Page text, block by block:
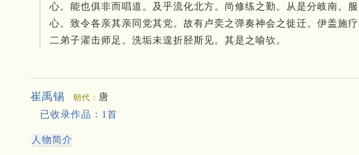
心。 能也俱非而唱道。 及乎流化北方。 尚修练之勤。 从是分岐南。
心。 致令各亲其亲同党其党。 故有卢奕之弹奏神会之徙迁。 伊盖施
二弟子濯击师足。 洗垢未遑折胫斯见。 其是之喻欤。
崔禹锡 朝代： 唐
已收录作品：1首
人物简介